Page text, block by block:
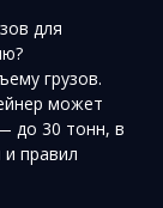
для
грузов.
может
до 30 тонн, в
правил